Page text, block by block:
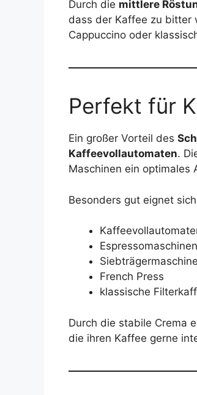
Durch die mittlere
dass der Kaffee zu bitter
Cappuccino oder
Perfekt für
Ein großer Vorteil des
Kaffeevollautomaten.
Maschinen ein optimales
Besonders gut eignet
Espressomaschinen
French Press
klassische
Durch die stabile Crema
die ihren Kaffee gerne